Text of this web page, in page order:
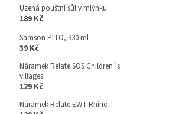
Uzená pouštní sůl v mlýnku
189 Kč
Samson PITO, 330 ml
39 Kč
Náramek Relate SOS Children´s
villages
129 Kč
Náramek Relate EWT Rhino